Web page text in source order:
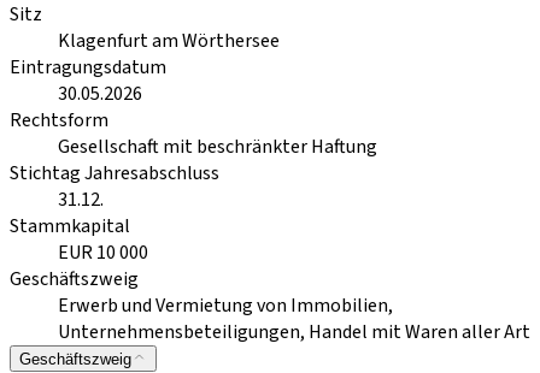
Sitz
Klagenfurt am Wörthersee
Eintragungsdatum
30.05.2026
Rechtsform
Gesellschaft mit beschränkter Haftung
Stichtag Jahresabschluss
31.12.
Stammkapital
EUR 10 000
Geschäftszweig
Erwerb und Vermietung von Immobilien,
Unternehmensbeteiligungen, Handel mit Waren aller Art
Geschäftszweig